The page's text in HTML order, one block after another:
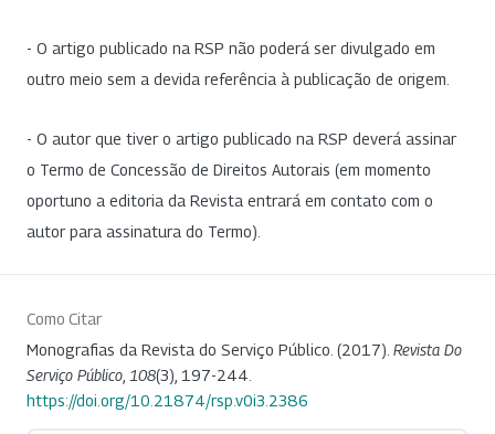
- O artigo publicado na RSP não poderá ser divulgado em
outro meio sem a devida referência à publicação de origem.
- O autor que tiver o artigo publicado na RSP deverá assinar
o Termo de Concessão de Direitos Autorais (em momento
oportuno a editoria da Revista entrará em contato com o
autor para assinatura do Termo).
Como Citar
Monografias da Revista do Serviço Público. (2017). Revista Do
Serviço Público 108(3), 197-244.
https://doi.org/10.21874/rsp.v0i3.2386